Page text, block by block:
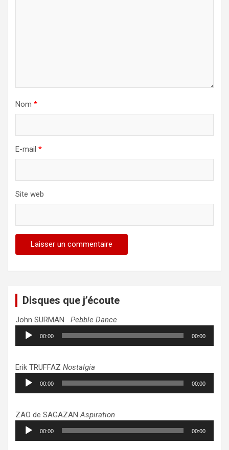
Nom *
E-mail *
Site web
Disques que j’écoute
John SURMAN Pebble Dance
Lecteur
audio
00:00 00:00
Erik TRUFFAZ Nostalgia
Lecteur
audio
00:00 00:00
ZAO de SAGAZANAspiration
Lecteur
audio
00:00 00:00